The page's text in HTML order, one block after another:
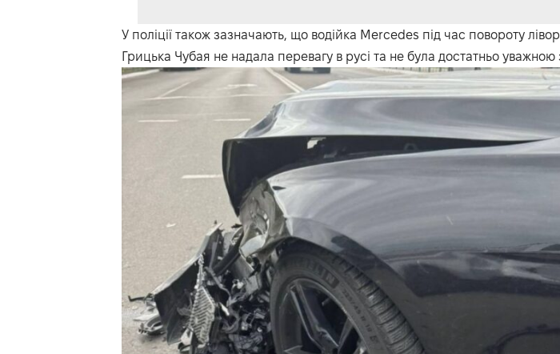
У поліції також зазначають, що водійка Mercedes під час повороту
Грицька Чубая не надала перевагу в русі та не була достатньо